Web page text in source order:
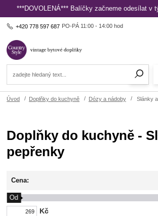
***DOVOLENÁ*** Balíčky začneme odesílat v
+420 778 597 687 PO-PÁ 11:00 - 14:00 hod
Úvod Doplňky do kuchyně Dózy a nádoby Slánky
Doplňky do kuchyně -
pepřenky
Cena:
Kč
Od